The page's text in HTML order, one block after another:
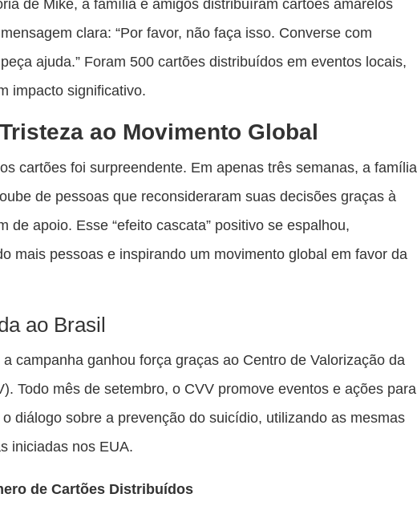
clara: “Por favor, não faça isso. Converse com
ajuda.” Foram 500 cartões distribuídos em eventos locais,
impacto significativo.
ao Movimento Global
cartões foi surpreendente. Em apenas três semanas, a família
de pessoas que reconsideraram suas decisões graças à
de apoio. Esse “efeito cascata” positivo se espalhou,
mais pessoas e inspirando um movimento global em favor da
ao Brasil
a campanha ganhou força graças ao Centro de Valorização da
Todo mês de setembro, o CVV promove eventos e ações para
diálogo sobre a prevenção do suicídio, utilizando as mesmas
iniciadas nos EUA.
de Cartões Distribuídos